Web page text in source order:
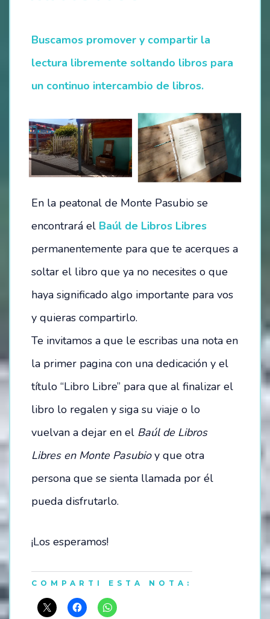
CAMPING
ESTACIONAMIENTO
BALNEARIO
EVENTOS
FESTIVAL SEMANA DEL MAR – 2024
NOTICIAS
OPORTUNIDADES
VACANTES DISPONIBLES
CONTACTO / RESERVAS:
Buscamos promover y compartir la
lectura libremente soltando libros para
un continuo intercambio de libros.
En la peatonal de Monte Pasubio se
encontrará el Baúl de Libros Libres
permanentemente para que te acerques a
soltar el libro que ya no necesites o que
haya significado algo importante para vos
y quieras compartirlo.
Te invitamos a que le escribas una nota en
la primer pagina con una dedicación y el
título “Libro Libre” para que al finalizar el
libro lo regalen y siga su viaje o lo
vuelvan a dejar en el Baúl de Libros
Libres en Monte Pasubioy que otra
persona que se sienta llamada por él
pueda disfrutarlo.
¡Los esperamos!
COMPARTI ESTA NOTA: